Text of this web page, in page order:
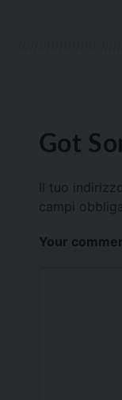
Got
Il tuo
campi
Your